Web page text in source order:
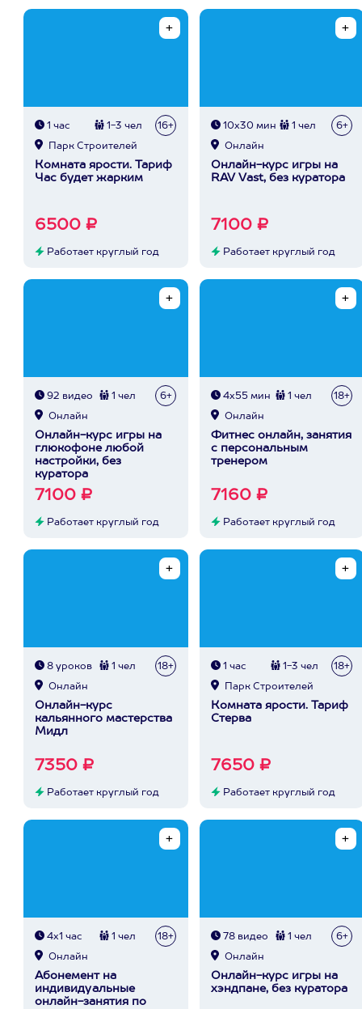
1 час 1-3 чел 16+
Парк Строителей
Комната ярости. Тариф
Час будет жарким
6500 ₽
Работает круглый год
10х30 мин 1 чел 6+
Онлайн
Онлайн-курс игры на
RAV Vast, без куратора
7100 ₽
Работает круглый год
92 видео 1 чел 6+
Онлайн
Онлайн-курс игры на
глюкофоне любой
настройки, без
куратора
7100 ₽
Работает круглый год
4х55 мин 1 чел 18+
Онлайн
Фитнес онлайн, занятия
с персональным
тренером
7160 ₽
Работает круглый год
8 уроков 1 чел 18+
Онлайн
Онлайн-курс
кальянного мастерства
Мидл
7350 ₽
Работает круглый год
1 час 1-3 чел 18+
Парк Строителей
Комната ярости. Тариф
Стерва
7650 ₽
Работает круглый год
4х1 час 1 чел 18+
Онлайн
Абонемент на
индивидуальные
онлайн-занятия по
78 видео 1 чел 6+
Онлайн
Онлайн-курс игры на
хэндпане, без куратора